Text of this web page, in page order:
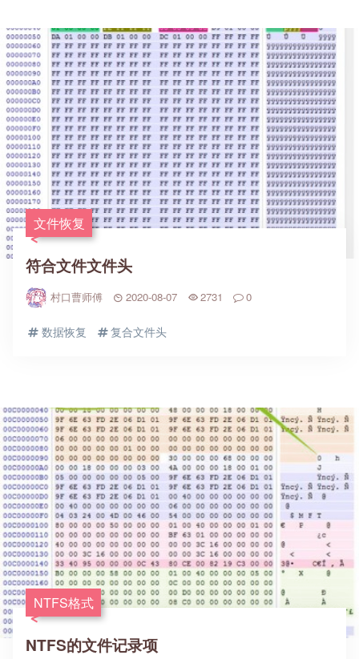
文件恢复
符合文件文件头
村口曹师傅 2020-08-07 2731 0
数据恢复 复合文件头
NTFS格式
NTFS的文件记录项